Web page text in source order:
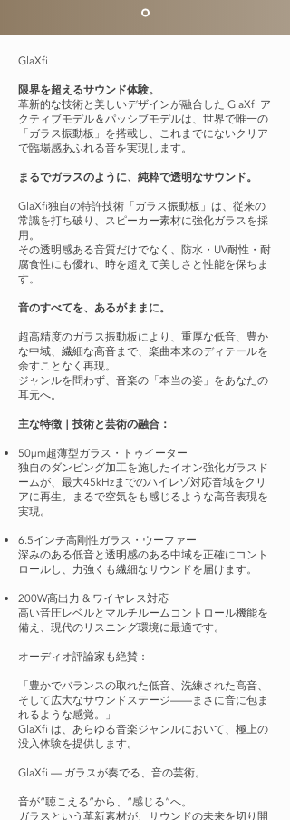
GlaXfi
限界を超えるサウンド体験。
革新的な技術と美しいデザインが融合した GlaXfi ア
クティブモデル＆パッシブモデルは、世界で唯一の
「ガラス振動板」を搭載し、これまでにないクリア
で臨場感あふれる音を実現します。
まるでガラスのように、純粋で透明なサウンド。
GlaXfi独自の特許技術「ガラス振動板」は、従来の
常識を打ち破り、スピーカー素材に強化ガラスを採
用。
その透明感ある音質だけでなく、防水・UV耐性・耐
腐食性にも優れ、時を超えて美しさと性能を保ちま
す。
音のすべてを、あるがままに。
超高精度のガラス振動板により、重厚な低音、豊か
な中域、繊細な高音まで、楽曲本来のディテールを
余すことなく再現。
ジャンルを問わず、音楽の「本当の姿」をあなたの
耳元へ。
主な特徴｜技術と芸術の融合：
50μm超薄型ガラス・トゥイーター
独自のダンピング加工を施したイオン強化ガラスド
ームが、最大45kHzまでのハイレゾ対応音域をクリ
アに再生。まるで空気をも感じるような高音表現を
実現。
6.5インチ高剛性ガラス・ウーファー
深みのある低音と透明感のある中域を正確にコント
ロールし、力強くも繊細なサウンドを届けます。
200W高出力 & ワイヤレス対応
高い音圧レベルとマルチルームコントロール機能を
備え、現代のリスニング環境に最適です。
オーディオ評論家も絶賛：
「豊かでバランスの取れた低音、洗練された高音、
そして広大なサウンドステージ——まさに音に包ま
れるような感覚。」
GlaXfi は、あらゆる音楽ジャンルにおいて、極上の
没入体験を提供します。
GlaXfi — ガラスが奏でる、音の芸術。
音が“聴こえる”から、“感じる”へ。
ガラスという革新素材が、サウンドの未来を切り開